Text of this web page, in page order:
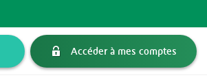
Accéder à mes comptes